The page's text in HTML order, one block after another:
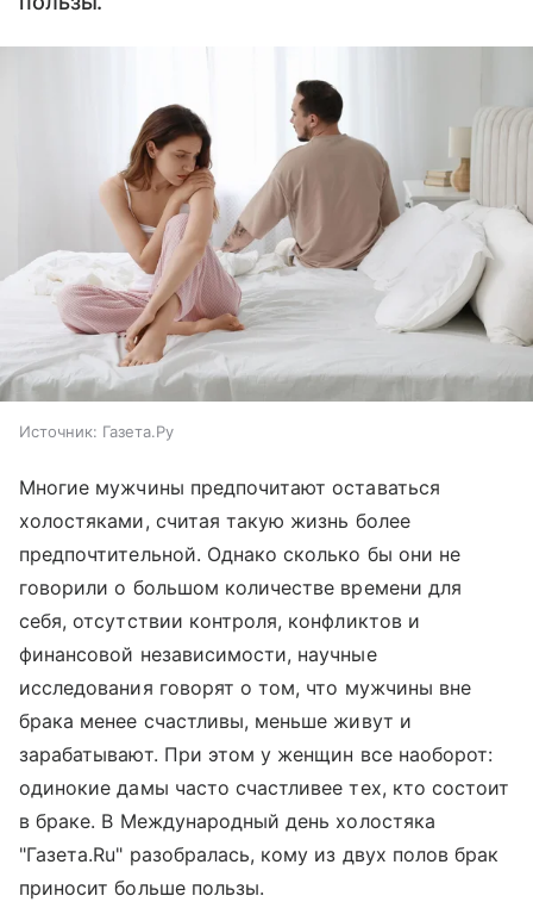
Источник: Газета.Ру
Многие мужчины предпочитают оставаться
холостяками, считая такую жизнь более
предпочтительной. Однако сколько бы они не
говорили о большом количестве времени для
себя, отсутствии контроля, конфликтов и
финансовой независимости, научные
исследования говорят о том, что мужчины вне
брака менее счастливы, меньше живут и
зарабатывают. При этом у женщин все наоборот:
одинокие дамы часто счастливее тех, кто состоит
в браке. В Международный день холостяка
"Газета.Ru" разобралась, кому из двух полов брак
приносит больше пользы.